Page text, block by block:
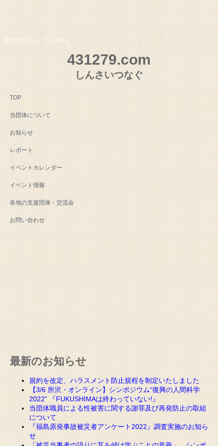
震災支援ネットワーク埼玉
431279.com
しんさいつなぐ
TOP
当団体について
お知らせ
レポート
イベントカレンダー
イベント情報
各地の支援団体・交流会
お問い合わせ
最新のお知らせ
規約を改定、ハラスメント防止規程を制定いたしました
【3/6 所沢・オンライン】シンポジウム“復興の人間科学
2022” 『FUKUSHIMAは終わっていない!』
当団体職員による性被害に関する謝罪及び再発防止の取組
について
『福島原発事故被災者アンケート2022』調査実施のお知ら
せ